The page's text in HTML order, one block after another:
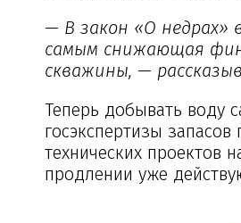
— В закон «О недрах»
самым снижающая
скважины, —
Теперь добывать воду
госэкспертизы
технических проектов
продлении уже